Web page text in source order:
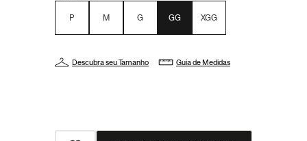
P M G GG XGG
Descubra seu Tamanho Guia de Medidas